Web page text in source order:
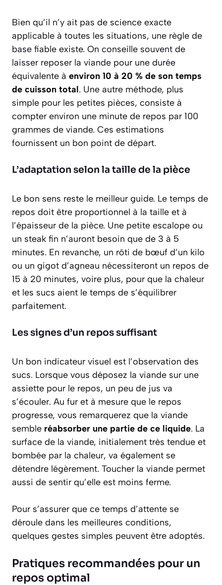
Bien qu’il n’y ait pas de science exacte
applicable à toutes les situations, une règle de
base fiable existe. On conseille souvent de
laisser reposer la viande pour une durée
équivalente à environ 10 à 20 % de son temps
de cuisson total. Une autre méthode, plus
simple pour les petites pièces, consiste à
compter environ une minute de repos par 100
grammes de viande. Ces estimations
fournissent un bon point de départ.
L’adaptation selon la taille de la pièce
Le bon sens reste le meilleur guide. Le temps de
repos doit être proportionnel à la taille et à
l’épaisseur de la pièce. Une petite escalope ou
un steak fin n’auront besoin que de 3 à 5
minutes. En revanche, un rôti de bœuf d’un kilo
ou un gigot d’agneau nécessiteront un repos de
15 à 20 minutes, voire plus, pour que la chaleur
et les sucs aient le temps de s’équilibrer
parfaitement.
Les signes d’un repos suffisant
Un bon indicateur visuel est l’observation des
sucs. Lorsque vous déposez la viande sur une
assiette pour le repos, un peu de jus va
s’écouler. Au fur et à mesure que le repos
progresse, vous remarquerez que la viande
semble réabsorber une partie de ce liquide. La
surface de la viande, initialement très tendue et
bombée par la chaleur, va également se
détendre légèrement. Toucher la viande permet
aussi de sentir qu’elle est moins ferme.
Pour s’assurer que ce temps d’attente se
déroule dans les meilleures conditions,
quelques gestes simples peuvent être adoptés.
Pratiques recommandées pour un
repos optimal